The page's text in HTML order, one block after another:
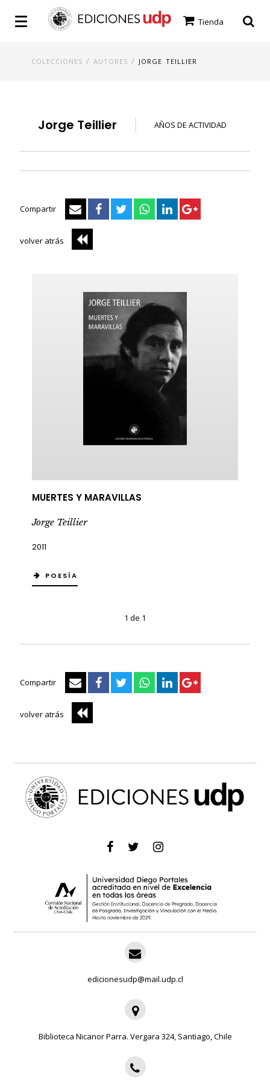
Tienda
COLECCIONES /AUTORES / JORGE TEILLIER
Jorge Teillier AÑOS DE ACTIVIDAD
Compartir
volver atrás
MUERTES Y MARAVILLAS
Jorge Teillier
2011
POESÍA
1 de 1
Compartir
volver atrás
edicionesudp@mail.udp.cl
Biblioteca Nicanor Parra. Vergara 324, Santiago, Chile